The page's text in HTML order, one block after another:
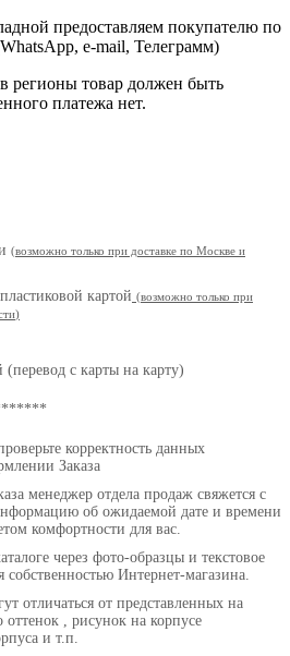
предоставляем покупателю по
e-mail, Телеграмм)
регионы товар должен быть
платежа нет.
(возможно только при доставке по Москве и
картой (возможно только при
)
с карты на карту)
корректность данных
Заказа
менеджер отдела продаж свяжется с
об ожидаемой дате и времени
комфортности для вас.
через фото-образцы и текстовое
Интернет-магазина.
отличаться от представленных на
, рисунок на корпусе
и т.п.